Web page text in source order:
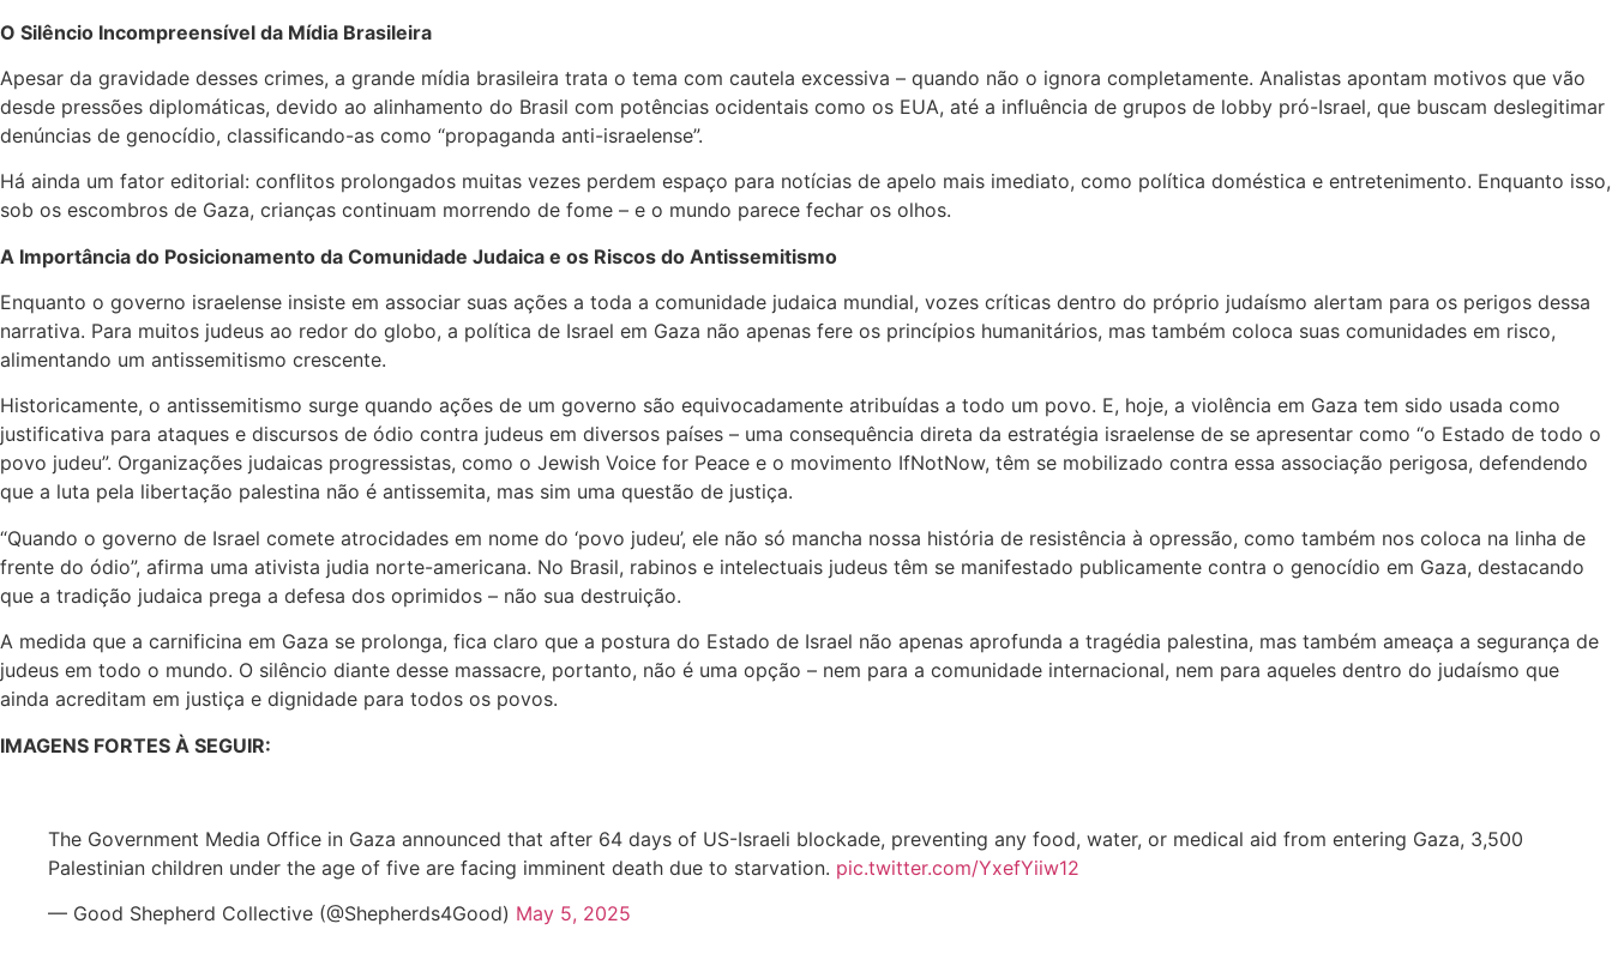
O Silêncio Incompreensível da Mídia Brasileira
Apesar da gravidade desses crimes, a grande mídia brasileira trata o tema com cautela excessiva – quando não o ignora completamente. Analistas apontam motivos que vão
desde pressões diplomáticas, devido ao alinhamento do Brasil com potências ocidentais como os EUA, até a influência de grupos de lobby pró-Israel, que buscam deslegitimar
denúncias de genocídio, classificando-as como “propaganda anti-israelense”.
Há ainda um fator editorial: conflitos prolongados muitas vezes perdem espaço para notícias de apelo mais imediato, como política doméstica e entretenimento. Enquanto isso,
sob os escombros de Gaza, crianças continuam morrendo de fome – e o mundo parece fechar os olhos.
A Importância do Posicionamento da Comunidade Judaica e os Riscos do Antissemitismo
Enquanto o governo israelense insiste em associar suas ações a toda a comunidade judaica mundial, vozes críticas dentro do próprio judaísmo alertam para os perigos dessa
narrativa. Para muitos judeus ao redor do globo, a política de Israel em Gaza não apenas fere os princípios humanitários, mas também coloca suas comunidades em risco,
alimentando um antissemitismo crescente.
Historicamente, o antissemitismo surge quando ações de um governo são equivocadamente atribuídas a todo um povo. E, hoje, a violência em Gaza tem sido usada como
justificativa para ataques e discursos de ódio contra judeus em diversos países – uma consequência direta da estratégia israelense de se apresentar como “o Estado de todo o
povo judeu”. Organizações judaicas progressistas, como o Jewish Voice for Peace e o movimento IfNotNow, têm se mobilizado contra essa associação perigosa, defendendo
que a luta pela libertação palestina não é antissemita, mas sim uma questão de justiça.
“Quando o governo de Israel comete atrocidades em nome do ‘povo judeu’, ele não só mancha nossa história de resistência à opressão, como também nos coloca na linha de
frente do ódio”, afirma uma ativista judia norte-americana. No Brasil, rabinos e intelectuais judeus têm se manifestado publicamente contra o genocídio em Gaza, destacando
que a tradição judaica prega a defesa dos oprimidos – não sua destruição.
A medida que a carnificina em Gaza se prolonga, fica claro que a postura do Estado de Israel não apenas aprofunda a tragédia palestina, mas também ameaça a segurança de
judeus em todo o mundo. O silêncio diante desse massacre, portanto, não é uma opção – nem para a comunidade internacional, nem para aqueles dentro do judaísmo que
ainda acreditam em justiça e dignidade para todos os povos.
IMAGENS FORTES À SEGUIR:
The Government Media Office in Gaza announced that after 64 days of US-Israeli blockade, preventing any food, water, or medical aid from entering Gaza, 3,500
Palestinian children under the age of five are facing imminent death due to starvation. pic.twitter.com/YxefYiiw12
— Good Shepherd Collective (@Shepherds4Good) May 5, 2025